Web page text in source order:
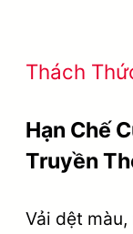
Thách
Hạn Chế
Truyền
Vải dệt